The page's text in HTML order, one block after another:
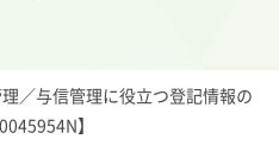
／与信管理に役立つ登記情報の
】